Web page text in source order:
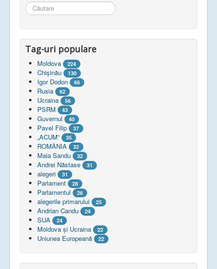
Căutare
...
Tag-uri populare
Moldova 224
Chişinău 130
Igor Dodon 66
Rusia 62
Ucraina 56
PSRM 43
Guvernul 40
Pavel Filip 37
„ACUM” 35
ROMÂNIA 32
Maia Sandu 32
Andrei Năstase 31
alegeri 31
Parlament 28
Parlamentul 26
alegerile primarului 25
Andrian Candu 24
SUA 24
Moldova și Ucraina 22
Uniunea Europeană 22